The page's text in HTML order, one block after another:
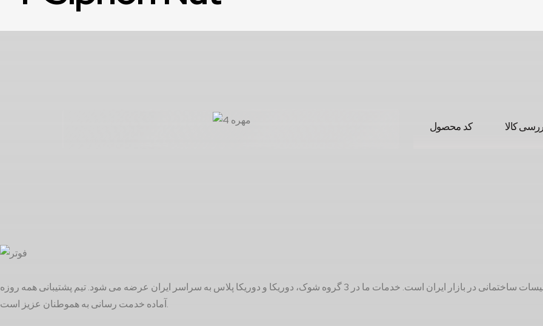
کد محصول کالا
دوریکا با 25 سال سابقه تولیدکننده لوازم بهداشتی ساختمانی و تاسیسات ساختمانی در بازار ایران است. خدمات ما در 3 گروه شوک، دوریکا و دوریکا پلاس به سراسر ایران عرضه می شود. تیم پشتیبانی همه روزه
آماده خدمت رسانی به هموطنان عزیز است.